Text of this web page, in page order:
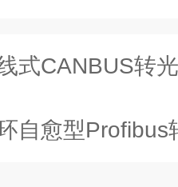
式CANBUS转
自愈型Profibus